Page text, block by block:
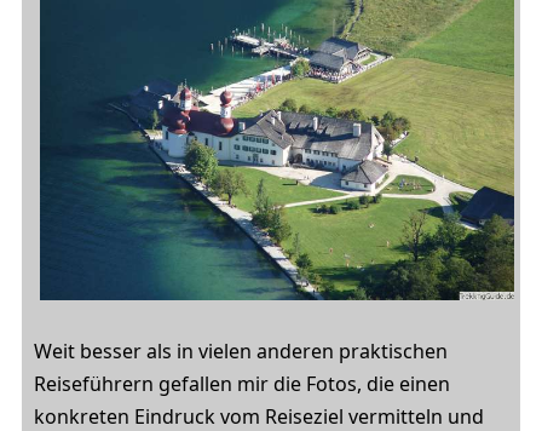
Weit besser als in vielen anderen praktischen
Reiseführern gefallen mir die Fotos, die einen
konkreten Eindruck vom Reiseziel vermitteln und